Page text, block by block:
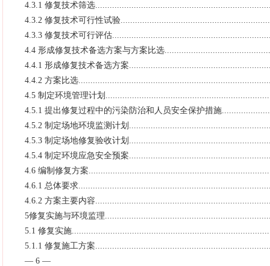
4.3.1 修复技术筛选
4.3.2 修复技术可行性试验
4.3.3 修复技术可行评估
4.4 形成修复技术备选方案与方案比选
4.4.1 形成修复技术备选方案
4.4.2 方案比选
4.5 制定环境管理计划
4.5.1 提出修复过程中的污染防治和人员安全保护措施
4.5.2 制定场地环境监测计划
4.5.3 制定场地修复验收计划
4.5.4 制定环境应急安全预案
4.6 编制修复方案
4.6.1 总体要求
4.6.2 方案主要内容
5修复实施与环境监理
5.1 修复实施
5.1.1 修复施工方案
— 6 —